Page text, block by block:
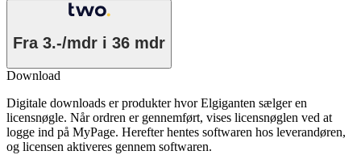
Fra 3.-/mdr i 36 mdr
Download
Digitale downloads er produkter hvor Elgiganten sælger en
licensnøgle. Når ordren er gennemført, vises licensnøglen ved at
logge ind på MyPage. Herefter hentes softwaren hos leverandøren,
og licensen aktiveres gennem softwaren.